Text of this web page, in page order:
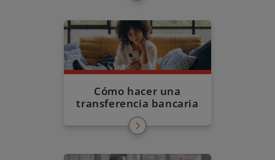
Cómo hacer una
transferencia bancaria